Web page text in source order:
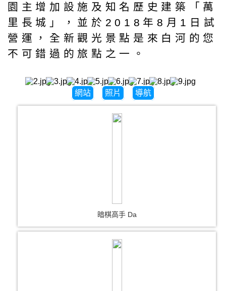
園主增加設施及知名歷史建築「萬
里長城」，並於2018年8月1日試
營運，全新觀光景點是來白河的您
不可錯過的旅點之一。
網站 照片 導航
暗棋高手 Da